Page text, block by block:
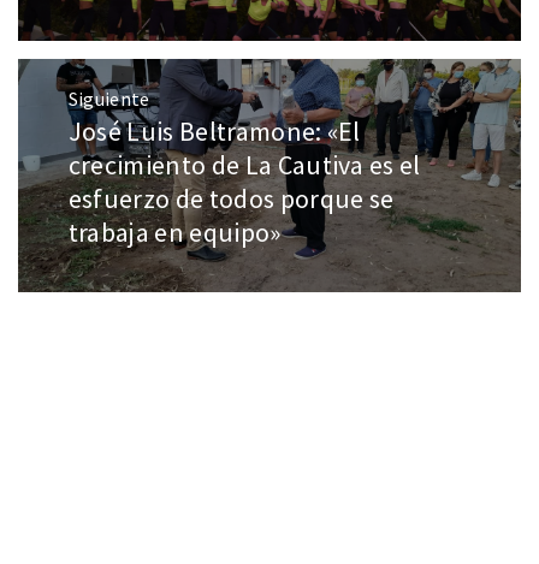
Siguiente
José Luis Beltramone: «El
crecimiento de La Cautiva es el
esfuerzo de todos porque se
trabaja en equipo»